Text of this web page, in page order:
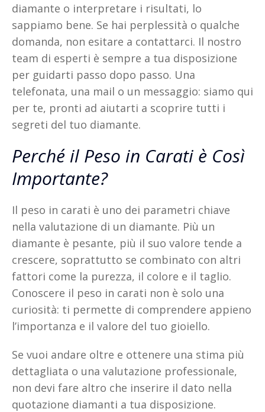
diamante o interpretare i risultati, lo
sappiamo bene. Se hai perplessità o qualche
domanda, non esitare a contattarci. Il nostro
team di esperti è sempre a tua disposizione
per guidarti passo dopo passo. Una
telefonata, una mail o un messaggio: siamo qui
per te, pronti ad aiutarti a scoprire tutti i
segreti del tuo diamante.
Perché il Peso in Carati è Così
Importante?
Il peso in carati è uno dei parametri chiave
nella valutazione di un diamante. Più un
diamante è pesante, più il suo valore tende a
crescere, soprattutto se combinato con altri
fattori come la purezza, il colore e il taglio.
Conoscere il peso in carati non è solo una
curiosità: ti permette di comprendere appieno
l’importanza e il valore del tuo gioiello.
Se vuoi andare oltre e ottenere una stima più
dettagliata o una valutazione professionale,
non devi fare altro che inserire il dato nella
quotazione diamanti a tua disposizione.